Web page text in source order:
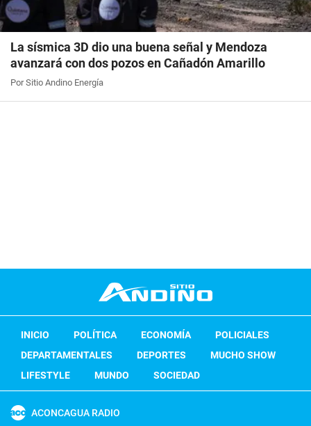
La sísmica 3D dio una buena señal y Mendoza
avanzará con dos pozos en Cañadón Amarillo
Por Sitio Andino Energía
INICIO POLÍTICA ECONOMÍA
POLICIALES
DEPARTAMENTALES
DEPORTES
MUCHO SHOW
LIFESTYLE
MUNDO SOCIEDAD
ACONCAGUA RADIO